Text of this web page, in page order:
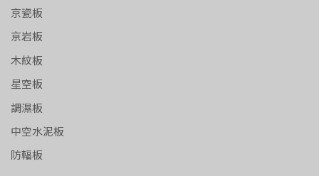
京瓷板
京岩板
木紋板
星空板
調濕板
中空水泥板
防輻板